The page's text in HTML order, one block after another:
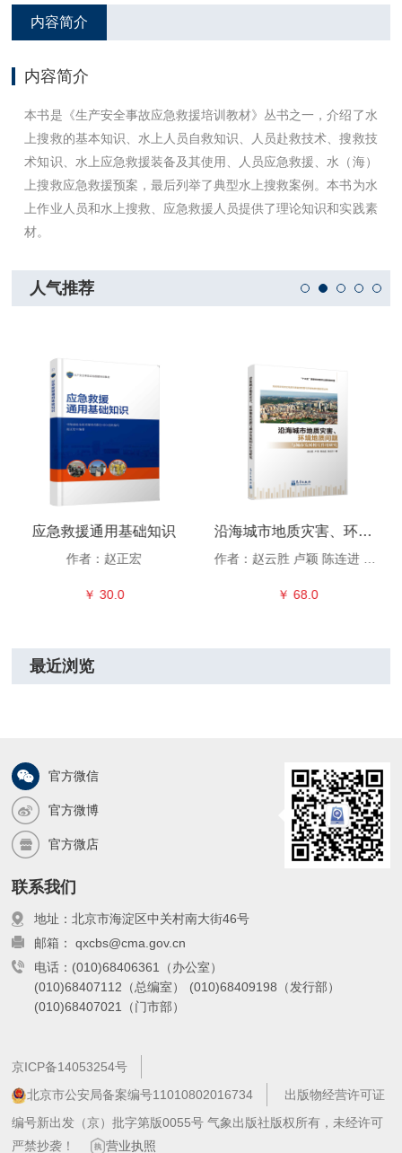
内容简介
内容简介
本书是《生产安全事故应急救援培训教材》丛书之一，介绍了水
上搜救的基本知识、水上人员自救知识、人员赴救技术、搜救技
术知识、水上应急救援装备及其使用、人员应急救援、水（海）
上搜救应急救援预案，最后列举了典型水上搜救案例。本书为水
上作业人员和水上搜救、应急救援人员提供了理论知识和实践素
材。
人气推荐
应急救援通用基础知识
作者：赵正宏
￥ 30.0
沿海城市地质灾害、环境地质问题与城市发展相互作用研究
￥ 68.0
最近浏览
官方微信
官方微博
官方微店
联系我们
地址：北京市海淀区中关村南大街46号
邮箱： qxcbs@cma.gov.cn
电话：(010)68406361（办公室）
(010)68407112（总编室）
(010)68409198（发行部）
(010)68407021（门市部）
京ICP备14053254号
北京市公安局备案编号11010802016734
出版物经营许可证
编号新出发（京）批字第版0055号 气象出版社版权所有，未经许可
严禁抄袭！
营业执照